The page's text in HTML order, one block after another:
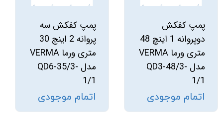
پمپ کفکش
دوپروانه 1 اینچ 48
متری ورما VERMA
مدل QD3-48/3-
1/1
اتمام موجودی
پمپ کفکش سه
پروانه 2 اینچ 30
متری ورما VERMA
مدل QD6-35/3-
1/1
اتمام موجودی